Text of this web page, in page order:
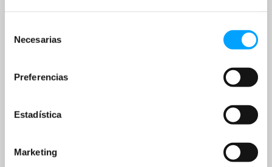
Necesarias
Preferencias
Estadística
Marketing